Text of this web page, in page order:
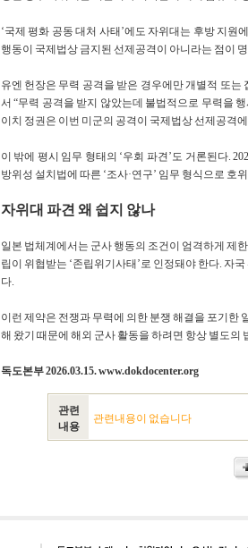
‘국제 평화 공동 대처 사태’에도 자위대는 후방 지
행동이 국제법상 금지된 선제공격이 아니라는 점이
유엔 헌장은 무력 공격을 받은 경우에만 개별적 또
서 “무력 공격을 받지 않았는데 불법적으로 무력을
이치 정권은 이번 미군의 공격이 국제법상 선제공격
이 밖에 평시 임무 형태의 ‘우회 파견’도 거론된다.
방위성 설치법에 따른 ‘조사·연구’ 임무 형식으로 호
자위대 파견 왜 쉽지 않나
일본 법체계에서는 군사 행동의 조건이 엄격하게 제
립이 위협받는 ‘존립위기사태’로 인정돼야 한다. 자
다.
이런 제약은 전쟁과 무력에 의한 분쟁 해결을 포기한
해 왔기 때문에 해외 군사 활동을 하려면 항상 별도의
독도본부 2026.03.15. www.dokdocenter.org
관련
내용
관련내용이 없습니다